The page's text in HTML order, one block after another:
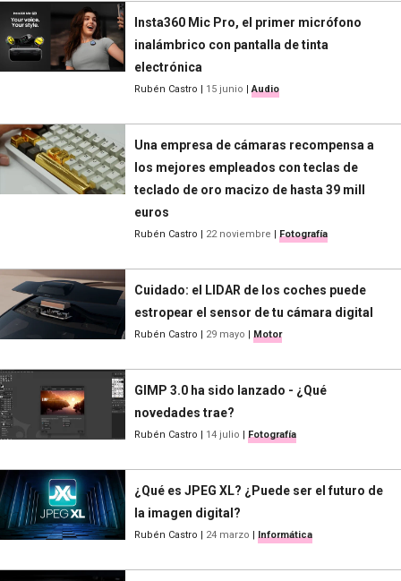
Insta360 Mic Pro, el primer micrófono
inalámbrico con pantalla de tinta
electrónica
Rubén Castro | 15 junio | Audio
Una empresa de cámaras recompensa a
los mejores empleados con teclas de
teclado de oro macizo de hasta 39 mill
euros
Rubén Castro | 22 noviembre | Fotografía
Cuidado: el LIDAR de los coches puede
estropear el sensor de tu cámara digital
Rubén Castro | 29 mayo | Motor
GIMP 3.0 ha sido lanzado - ¿Qué
novedades trae?
Rubén Castro | 14 julio | Fotografía
¿Qué es JPEG XL? ¿Puede ser el futuro de
la imagen digital?
Rubén Castro | 24 marzo | Informática